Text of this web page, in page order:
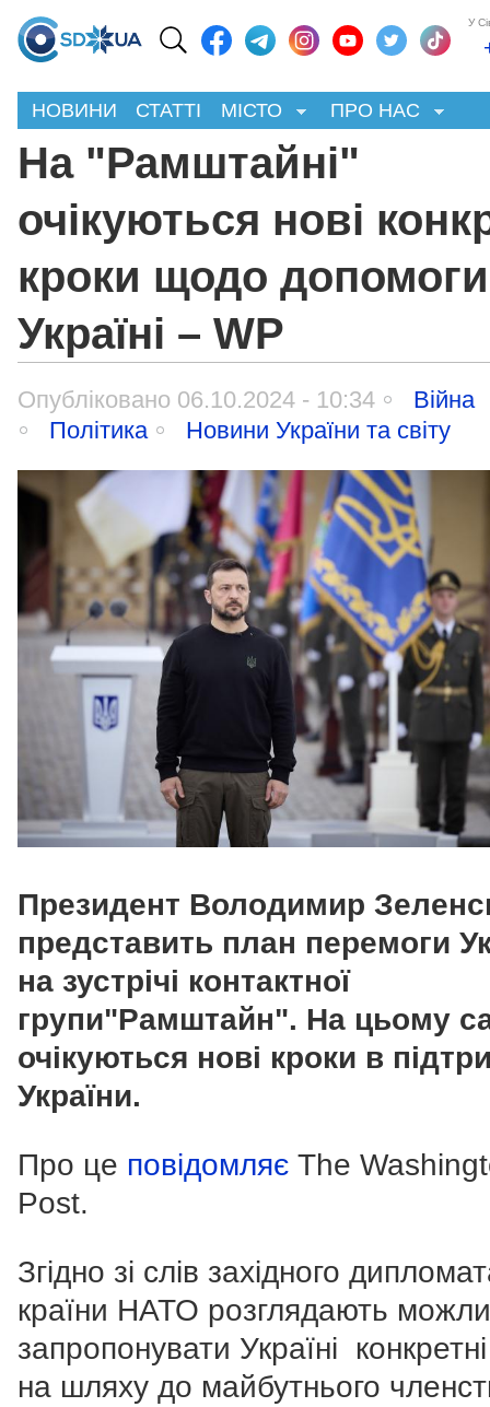
У
НОВИНИ СТАТТІ МІСТО ПРО НАС
На "Рамштайні"
очікуються нові
кроки щодо допомоги
Україні – WP
Опубліковано 06.10.2024 - 10:34
Війна
Політика
Новини України та світу
Президент Володимир
представить план перемоги
на зустрічі контактної
групи"Рамштайн". На цьому
очікуються нові кроки в
України.
Про це повідомляє The
Post.
Згідно зі слів західного
країни НАТО розглядають
запропонувати Україні
на шляху до майбутнього